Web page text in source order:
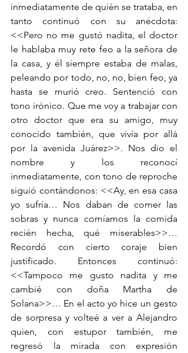
inmediatamente de quién se trataba, en
tanto continuó con su anécdota:
<<Pero no me gustó nadita, el doctor
le hablaba muy rete feo a la señora de
la casa, y él siempre estaba de malas,
peleando por todo, no, no, bien feo, ya
hasta se murió creo. Sentenció con
tono irónico. Que me voy a trabajar con
otro doctor que era su amigo, muy
conocido también, que vivía por allá
por la avenida Juárez>>. Nos dio el
nombre y los reconocí
inmediatamente, con tono de reproche
siguió contándonos: <<Ay, en esa casa
yo sufría… Nos daban de comer las
sobras y nunca comíamos la comida
recién hecha, qué miserables>>…
Recordó con cierto coraje bien
justificado. Entonces continuó:
<<Tampoco me gusto nadita y me
cambié con doña Martha de
Solana>>… En el acto yo hice un gesto
de sorpresa y volteé a ver a Alejandro
quien, con estupor también, me
regresó la mirada con expresión